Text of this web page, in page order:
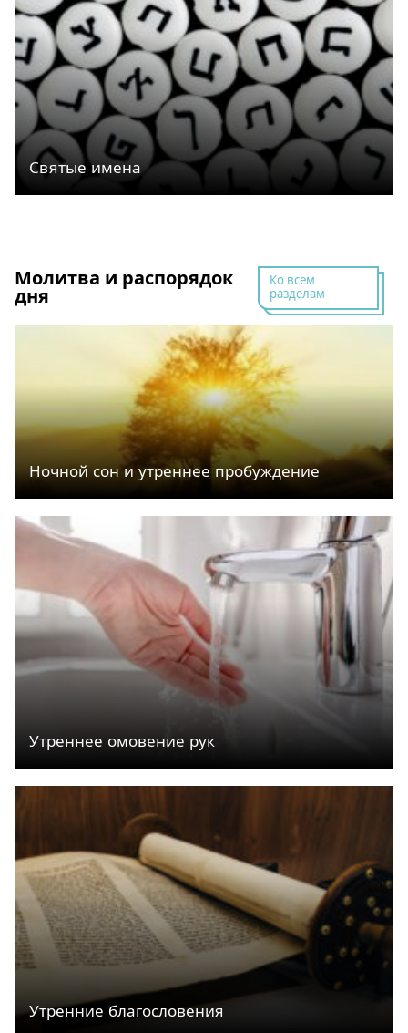
Святые имена
Ко всем
разделам
Молитва и распорядок
дня
Ночной сон и утреннее пробуждение
Утреннее омовение рук
Утренние благословения